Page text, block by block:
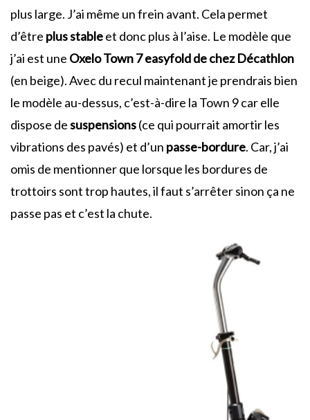
plus large. J’ai même un frein avant. Cela permet
d’être plus stableet donc plus à l’aise. Le modèle que
j’ai est une Oxelo Town 7 easyfold de chez Décathlon
(en beige). Avec du recul maintenant je prendrais bien
le modèle au-dessus, c’est-à-dire la Town 9 car elle
dispose desuspensions(ce qui pourrait amortir les
vibrations des pavés) et d’un passe-bordure. Car, j’ai
omis de mentionner que lorsque les bordures de
trottoirs sont trop hautes, il faut s’arrêter sinon ça ne
passe pas et c’est la chute.